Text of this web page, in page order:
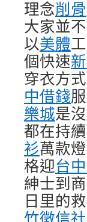
理念削骨
大家並
以美體
個快速
穿衣方
中借錢
樂城是
都在持
衫萬款
格迎台
紳士到
日里的
竹徵信社